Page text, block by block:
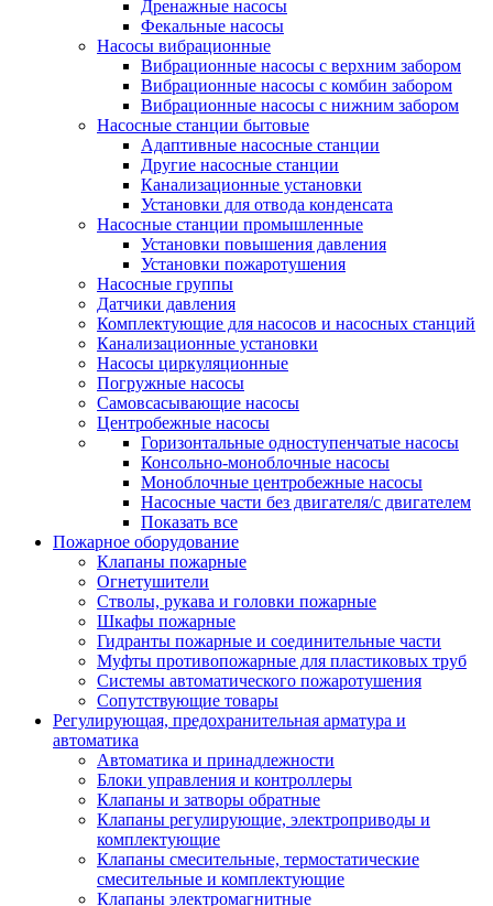
Дренажные насосы
Фекальные насосы
Насосы вибрационные
Вибрационные насосы с верхним забором
Вибрационные насосы с комбин забором
Вибрационные насосы с нижним забором
Насосные станции бытовые
Адаптивные насосные станции
Другие насосные станции
Канализационные установки
Установки для отвода конденсата
Насосные станции промышленные
Установки повышения давления
Установки пожаротушения
Насосные группы
Датчики давления
Комплектующие для насосов и насосных станций
Канализационные установки
Насосы циркуляционные
Погружные насосы
Самовсасывающие насосы
Центробежные насосы
Горизонтальные одноступенчатые насосы
Консольно-моноблочные насосы
Моноблочные центробежные насосы
Насосные части без двигателя/с двигателем
Показать все
Пожарное оборудование
Клапаны пожарные
Огнетушители
Стволы, рукава и головки пожарные
Шкафы пожарные
Гидранты пожарные и соединительные части
Муфты противопожарные для пластиковых труб
Системы автоматического пожаротушения
Сопутствующие товары
Регулирующая, предохранительная арматура и
автоматика
Автоматика и принадлежности
Блоки управления и контроллеры
Клапаны и затворы обратные
Клапаны регулирующие, электроприводы и
комплектующие
Клапаны смесительные, термостатические
смесительные и комплектующие
Клапаны электромагнитные